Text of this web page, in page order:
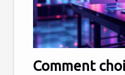
Comment